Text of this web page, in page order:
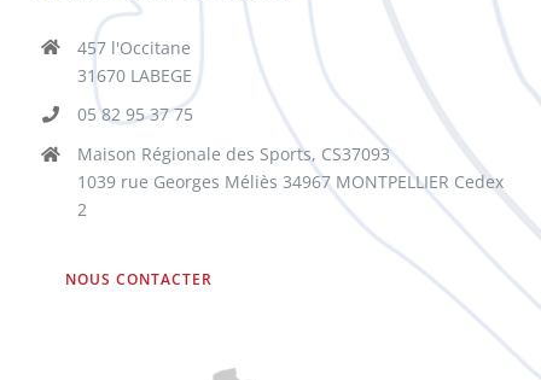
457 l'Occitane
31670 LABEGE
05 82 95 37 75
Maison Régionale des Sports, CS37093
1039 rue Georges Méliès 34967 MONTPELLIER Cedex
2
NOUS CONTACTER